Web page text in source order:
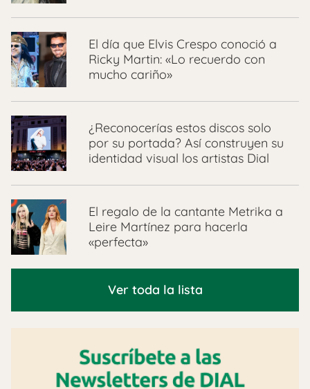
El día que Elvis Crespo conoció a
Ricky Martin: «Lo recuerdo con
mucho cariño»
¿Reconocerías estos discos solo
por su portada? Así construyen su
identidad visual los artistas Dial
El regalo de la cantante Metrika a
Leire Martínez para hacerla
«perfecta»
Ver toda la lista